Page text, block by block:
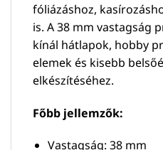
fóliázáshoz,
is. A 38 mm vastagság
kínál hátlapok, hobby
elemek és kisebb
elkészítéséhez.
Főbb jellemzők:
Vastagság: 38 mm